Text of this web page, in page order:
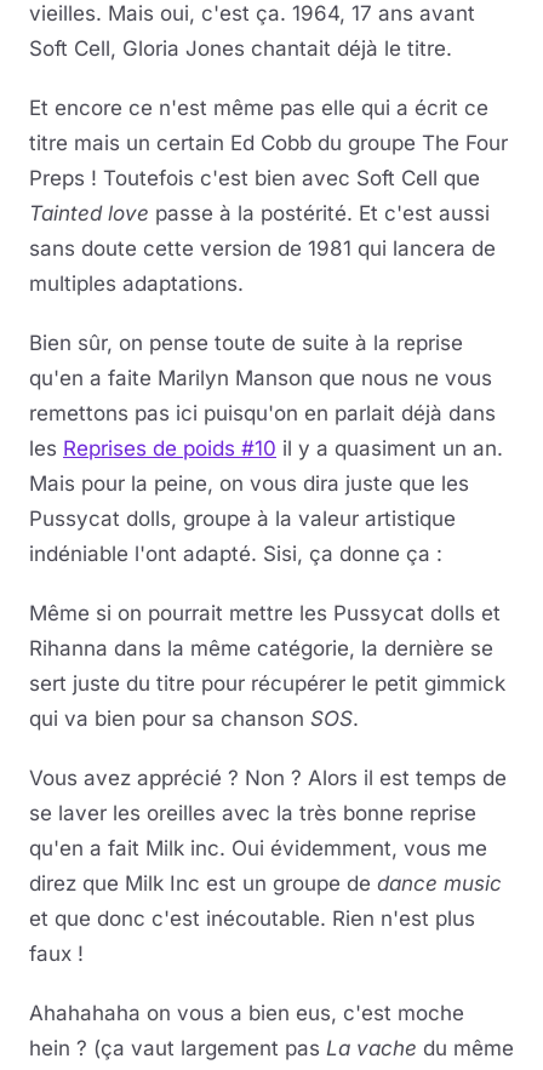
vieilles. Mais oui, c'est ça. 1964, 17 ans avant
Soft Cell, Gloria Jones chantait déjà le titre.
Et encore ce n'est même pas elle qui a écrit ce
titre mais un certain Ed Cobb du groupe The Four
Preps ! Toutefois c'est bien avec Soft Cell que
Tainted love passe à la postérité. Et c'est aussi
sans doute cette version de 1981 qui lancera de
multiples adaptations.
Bien sûr, on pense toute de suite à la reprise
qu'en a faite Marilyn Manson que nous ne vous
remettons pas ici puisqu'on en parlait déjà dans
les Reprises de poids #10 il y a quasiment un an.
Mais pour la peine, on vous dira juste que les
Pussycat dolls, groupe à la valeur artistique
indéniable l'ont adapté. Sisi, ça donne ça :
Même si on pourrait mettre les Pussycat dolls et
Rihanna dans la même catégorie, la dernière se
sert juste du titre pour récupérer le petit gimmick
qui va bien pour sa chanson SOS.
Vous avez apprécié ? Non ? Alors il est temps de
se laver les oreilles avec la très bonne reprise
qu'en a fait Milk inc. Oui évidemment, vous me
direz que Milk Inc est un groupe de dance music
et que donc c'est inécoutable. Rien n'est plus
faux !
Ahahahaha on vous a bien eus, c'est moche
hein ? (ça vaut largement pas La vache du même